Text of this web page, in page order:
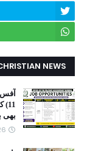
NEWS
بھی